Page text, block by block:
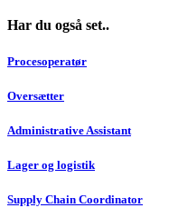
Har du også set..
Procesoperatør
Oversætter
Administrative Assistant
Lager og logistik
Supply Chain Coordinator